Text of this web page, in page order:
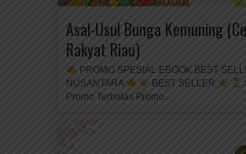
Asal-Usul Bunga Kemuning
Rakyat Riau)
PROMO SPESIAL EBOOK BEST
NUSANTARA
BEST SELLER
Promo Terbatas Promo...